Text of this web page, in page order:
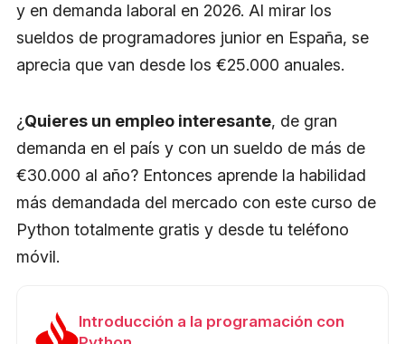
y en demanda laboral en 2026. Al mirar los
sueldos de programadores junior en España, se
aprecia que van desde los €25.000 anuales.
¿Quieres un empleo interesante, de gran
demanda en el país y con un sueldo de más de
€30.000 al año? Entonces aprende la habilidad
más demandada del mercado con este curso de
Python totalmente gratis y desde tu teléfono
móvil.
Introducción a la programación con